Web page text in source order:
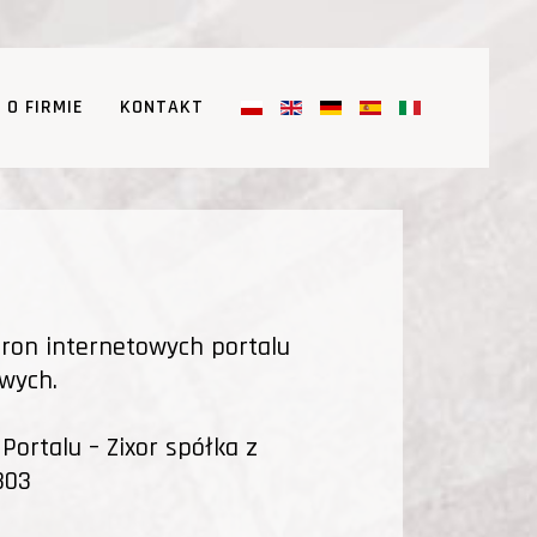
O FIRMIE KONTAKT
internetowych portalu
– Zixor spółka z